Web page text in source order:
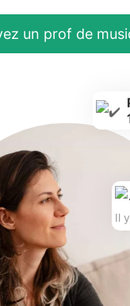
un prof de
Il